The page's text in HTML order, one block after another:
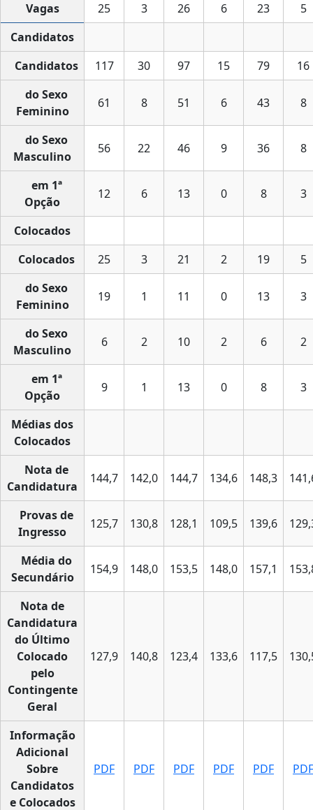
Vagas
25 3 26 6 23
5
Candidatos
Candidatos
117 30 97 15 79
16
do Sexo
Feminino
61 8 51 6 43 8
do Sexo
Masculino
56 22 46 9 36 8
em 1ª
Opção
12 6 13 0 8 3
Colocados
Colocados
25 3 21 2 19
5
do Sexo
Feminino
19 1 11 0 13 3
do Sexo
Masculino
6 2 10 2 6 2
em 1ª
Opção
9 1 13 0 8 3
Médias dos
Colocados
Nota de
Candidatura
144,7 142,0 144,7 134,6 148,3
Provas de
Ingresso
125,7 130,8 128,1 109,5 139,6
Média do
Secundário
154,9 148,0 153,5 148,0 157,1
Nota de
Candidatura
do Último
Colocado
pelo
Contingente
Geral
127,9 140,8 123,4 133,6 117,5
Informação
Adicional
Sobre
Candidatos
e Colocados
PDF PDF PDF PDF PDF PDF